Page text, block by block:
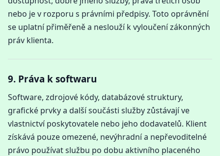
nebo je v rozporu s právními předpisy. Toto oprávnění
se uplatní přiměřeně a neslouží k vyloučení zákonných
práv klienta.
9. Práva k softwaru
Software, zdrojové kódy, databázové struktury,
grafické prvky a další součásti služby zůstávají ve
vlastnictví poskytovatele nebo jeho dodavatelů. Klient
získává pouze omezené, nevýhradní a nepřevoditelné
právo používat službu po dobu aktivního placeného